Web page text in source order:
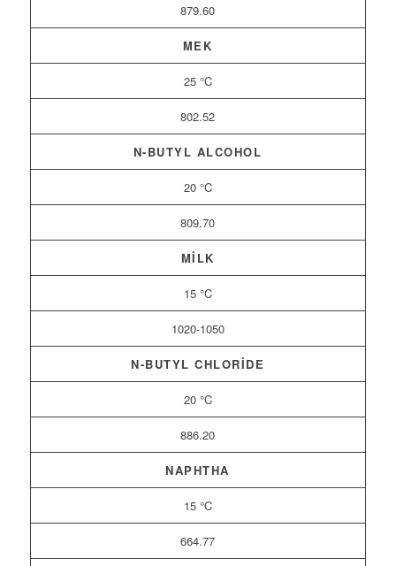
879.60
MEK
25 °C
802.52
N-BUTYL ALCOHOL
20 °C
809.70
MILK
15 °C
1020-1050
N-BUTYL CHLORIDE
20 °C
886.20
NAPHTHA
15 °C
664.77